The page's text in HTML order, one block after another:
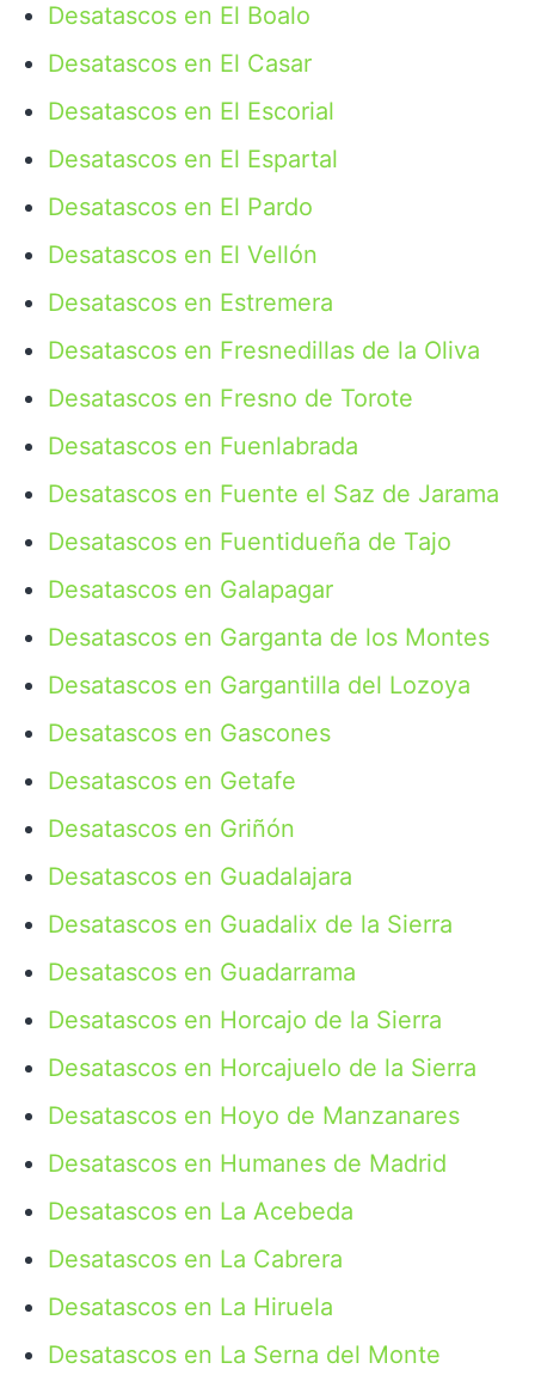
Desatascos en El Boalo
Desatascos en El Casar
Desatascos en El Escorial
Desatascos en El Espartal
Desatascos en El Pardo
Desatascos en El Vellón
Desatascos en Estremera
Desatascos en Fresnedillas de la Oliva
Desatascos en Fresno de Torote
Desatascos en Fuenlabrada
Desatascos en Fuente el Saz de Jarama
Desatascos en Fuentidueña de Tajo
Desatascos en Galapagar
Desatascos en Garganta de los Montes
Desatascos en Gargantilla del Lozoya
Desatascos en Gascones
Desatascos en Getafe
Desatascos en Griñón
Desatascos en Guadalajara
Desatascos en Guadalix de la Sierra
Desatascos en Guadarrama
Desatascos en Horcajo de la Sierra
Desatascos en Horcajuelo de la Sierra
Desatascos en Hoyo de Manzanares
Desatascos en Humanes de Madrid
Desatascos en La Acebeda
Desatascos en La Cabrera
Desatascos en La Hiruela
Desatascos en La Serna del Monte